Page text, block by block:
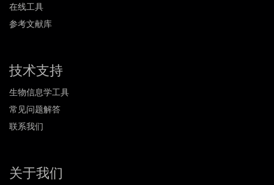
在线工具
参考文献库
技术支持
生物信息学工具
常见问题解答
联系我们
关于我们